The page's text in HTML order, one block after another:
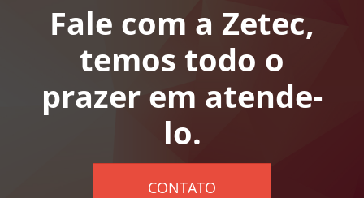
Fale com a Zetec,
temos todo o
prazer em atende-
lo.
CONTATO